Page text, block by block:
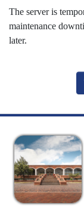
The server is
maintenance
later.